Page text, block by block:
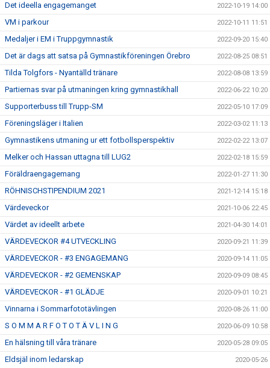
Det ideella engagemanget 2022-10-19 14:00
VM i parkour 2022-10-11 11:51
Medaljer i EM i Truppgymnastik 2022-09-20 15:40
Det är dags att satsa på Gymnastikföreningen Örebro 2022-08-25 08:51
Tilda Tolgfors - Nyantälld tränare 2022-08-08 13:59
Partiernas svar på utmaningen kring gymnastikhall 2022-06-22 10:20
Supporterbuss till Trupp-SM 2022-05-10 17:09
Föreningsläger i Italien 2022-03-02 11:13
Gymnastikens utmaning ur ett fotbollsperspektiv 2022-02-22 13:07
Melker och Hassan uttagna till LUG2 2022-02-18 15:59
Föräldraengagemang 2022-01-27 11:30
RÖHNISCHSTIPENDIUM 2021 2021-12-14 15:18
Värdeveckor 2021-10-06 22:45
Värdet av ideellt arbete 2021-04-30 14:01
VÄRDEVECKOR #4 UTVECKLING 2020-09-21 11:39
VÄRDEVECKOR - #3 ENGAGEMANG 2020-09-14 11:05
VÄRDEVECKOR - #2 GEMENSKAP 2020-09-09 08:45
VÄRDEVECKOR - #1 GLÄDJE 2020-09-01 10:21
Vinnarna i Sommarfototävlingen 2020-08-26 11:00
S O M M A R F O T O T Ä V L I N G 2020-06-09 10:58
En hälsning till våra tränare 2020-05-28 09:05
Eldsjäl inom ledarskap 2020-05-26